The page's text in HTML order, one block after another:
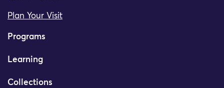
Plan Your Visit
Programs
Learning
Collections